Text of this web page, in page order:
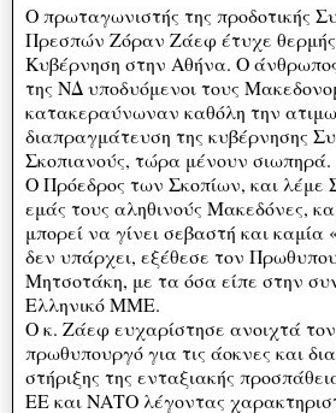
O πρωταγωνιστής της προδοτικής
Πρεσπών Ζόραν Ζάεφ έτυχε
Κυβέρνηση στην Αθήνα. Ο
της ΝΔ υποδυόμενοι τους
κατακεραύνωναν καθόλη την
διαπραγμάτευση της κυβέρνησης
Σκοπιανούς, τώρα μένουν σιωπηρά.
Ο Πρόεδρος των Σκοπίων, και λέμε
εμάς τους αληθινούς Μακεδόνες,
μπορεί να γίνει σεβαστή και
δεν υπάρχει, εξέθεσε τον
Μητσοτάκη, με τα όσα είπε στην
Ελληνικό ΜΜΕ.
Ο κ. Ζάεφ ευχαρίστησε ανοιχτά
πρωθυπουργό για τις άοκνες και
στήριξης της ενταξιακής
ΕΕ και ΝΑΤΟ λέγοντας